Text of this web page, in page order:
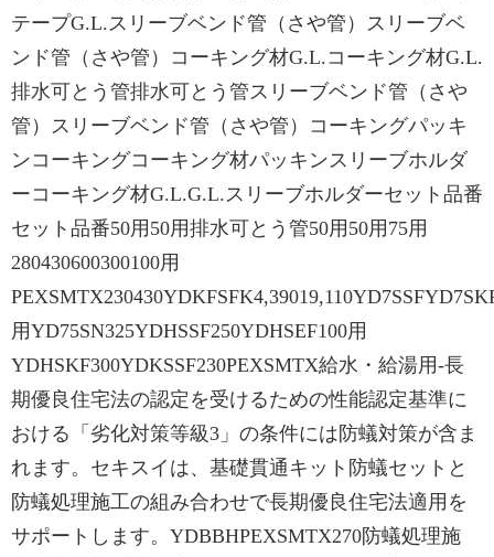
テープG.L.スリーブベンド管（さや管）スリーブベ
ンド管（さや管）コーキング材G.L.コーキング材G.L.
排水可とう管排水可とう管スリーブベンド管（さや
管）スリーブベンド管（さや管）コーキングパッキ
ンコーキングコーキング材パッキンスリーブホルダ
ーコーキング材G.L.G.L.スリーブホルダーセット品番
セット品番50用50用排水可とう管50用50用75用
280430600300100用
⽤YD75SN325YDHSSF250YDHSEF100用
YDHSKF300YDKSSF230PEXSMTX給⽔・給湯⽤-長
期優良住宅法の認定を受けるための性能認定基準に
おける「劣化対策等級3」の条件には防蟻対策が含ま
れます。セキスイは、基礎貫通キット防蟻セットと
防蟻処理施工の組み合わせで長期優良住宅法適用を
サポートします。YDBBHPEXSMTX270防蟻処理施